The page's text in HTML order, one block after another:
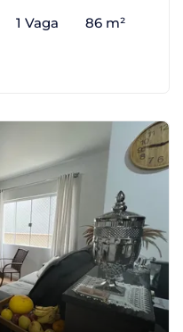
1 Vaga 86 m²